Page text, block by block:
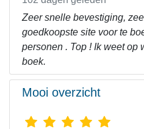
Zeer snelle bevestiging,
goedkoopste site voor te
personen . Top ! Ik weet op
boek.
Mooi overzicht